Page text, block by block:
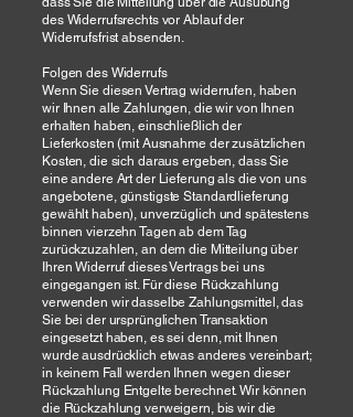
des Widerrufsrechts vor Ablauf der
Widerrufsfrist absenden.
Folgen des Widerrufs
Wenn Sie diesen Vertrag widerrufen, haben
wir Ihnen alle Zahlungen, die wir von Ihnen
erhalten haben, einschließlich der
Lieferkosten (mit Ausnahme der zusätzlichen
Kosten, die sich daraus ergeben, dass Sie
eine andere Art der Lieferung als die von uns
angebotene, günstigste Standardlieferung
gewählt haben), unverzüglich und spätestens
binnen vierzehn Tagen ab dem Tag
zurückzuzahlen, an dem die Mitteilung über
Ihren Widerruf dieses Vertrags bei uns
eingegangen ist. Für diese Rückzahlung
verwenden wir dasselbe Zahlungsmittel, das
Sie bei der ursprünglichen Transaktion
eingesetzt haben, es sei denn, mit Ihnen
wurde ausdrücklich etwas anderes vereinbart;
in keinem Fall werden Ihnen wegen dieser
Rückzahlung Entgelte berechnet. Wir können
die Rückzahlung verweigern, bis wir die